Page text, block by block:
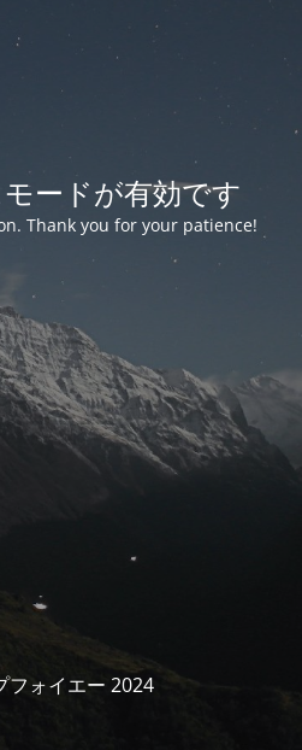
ードが有効です
Thank you for your patience!
フォイエー 2024